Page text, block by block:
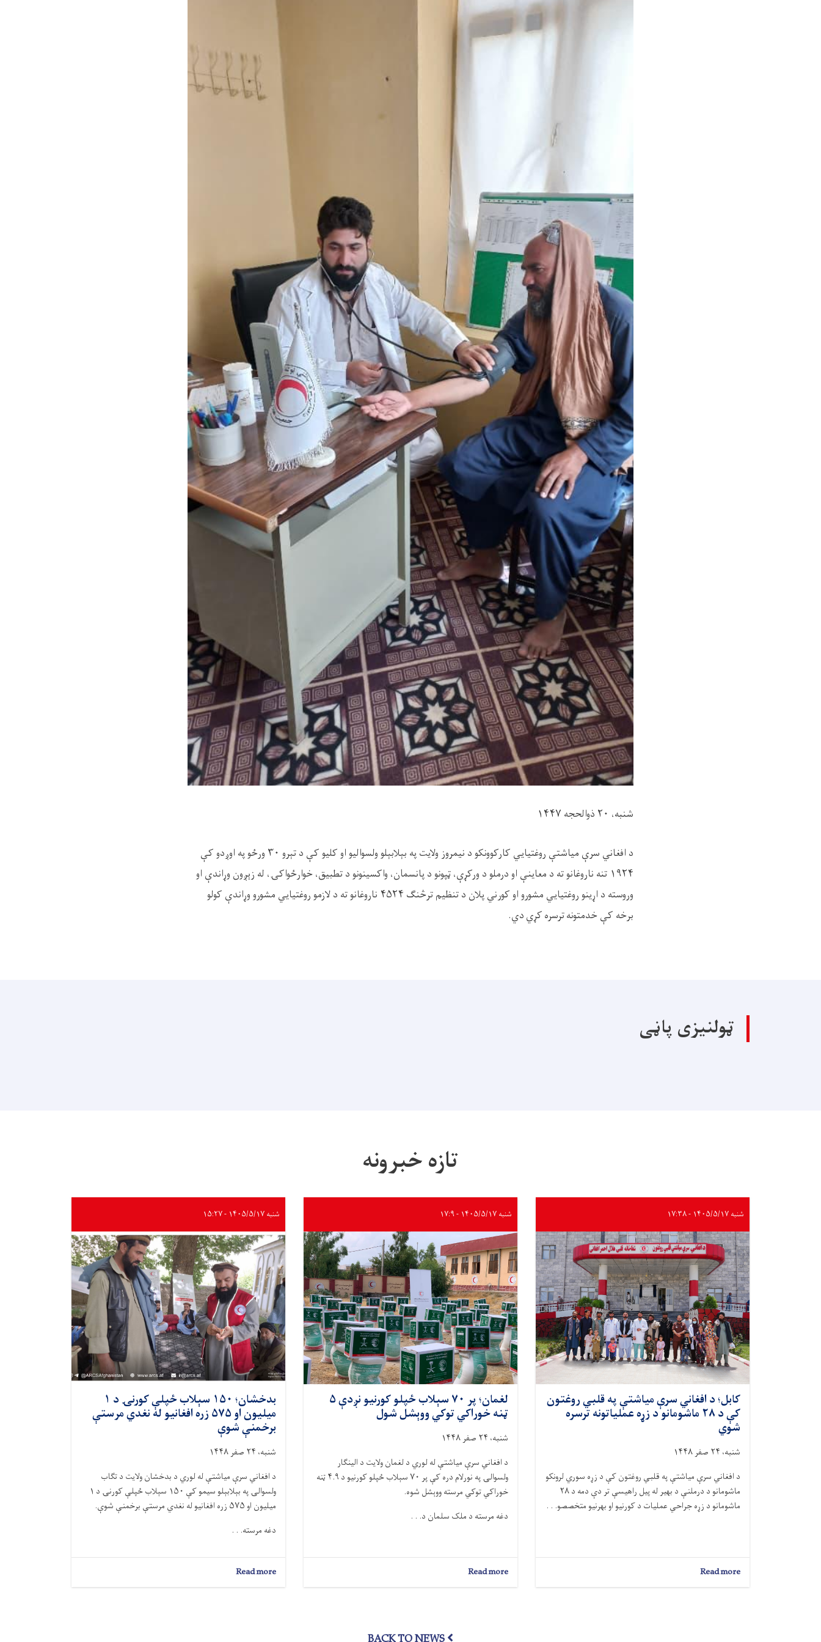
شنبه، ۲۰ ذوالحجه ١۴۴٧
د ‎افغاني سرې میاشتې روغتيايي کارکوونکو د نیمروز ولايت په بېلابېلو ولسواليو او کلیو کې د تېرو ۳۰ ورځو په اوږدو کې
۱۹۲۴ تنه ناروغانو ته د معاینې او درملو د ورکړې، ټپونو د پانسمان، واکسینونو د تطبیق، خوارځواکۍ، له زېږون وړاندې او
وروسته د اړینو روغتیايي مشورو او کورني پلان د تنظیم ترڅنګ ۴۵۲۴ ناروغانو ته د لازمو روغتیايي مشورو وړاندې کولو
برخه کې خدمتونه ترسره کړي دي.
ټولنیزی پاڼی
تازه خبرونه
شنبه ۱۴۰۵/۵/۱۷ - ۱۷:۳۸
کابل؛ د افغاني سرې میاشتې په قلبي روغتون
کې د ۲۸ ماشومانو د زړه عملیاتونه ترسره
شوي
شنبه، ۲۴ صفر ۱۴۴۸
د افغاني سرې میاشتې په قلبي روغتون کې د زړه سوري لرونکو
ماشومانو د درملنې د بهیر له پیل راهیسې تر دې دمه د ۲۸
ماشومانو د زړه جراحي عملیات د کورنیو او بهرنیو متخصصو. . .
Read more
کابل؛
شنبه ۱۴۰۵/۵/۱۷ - ۱۷:۹
لغمان؛ پر ۷۰ سېلاب‌ ځپلو کورنیو نږدې ۵
ټنه خوراکي توکي ووېشل شول
شنبه، ۲۴ صفر ۱۴۴۸
د افغاني سرې میاشتې له لوري د لغمان ولایت د الینګار
ولسوالۍ په نورلام دره کې پر ۷۰ سېلاب‌ ځپلو کورنیو د ۴.۹ ټنه
خوراکي توکي مرسته ووېشل شوه.
دغه مرسته د ملک سلمان د. . .
Read more
لغمان؛
شنبه ۱۴۰۵/۵/۱۷ - ۱۵:۲۷
بدخشان؛ ۱۵۰ سېلاب‌ ځپلې کورنۍ د ۱
میلیون او ۵۷۵ زره افغانیو له نغدي مرستې
برخمنې شوې
شنبه، ۲۴ صفر ۱۴۴۸
د افغاني سرې میاشتې له لوري د بدخشان ولایت د تګاب
ولسوالۍ په بېلابېلو سیمو کې ۱۵۰ سېلاب‌ ځپلې کورنۍ د ۱
میلیون او ۵۷۵ زره افغانیو له نغدي مرستې برخمنې شوې.
دغه مرسته. . .
Read more
بدخشان؛